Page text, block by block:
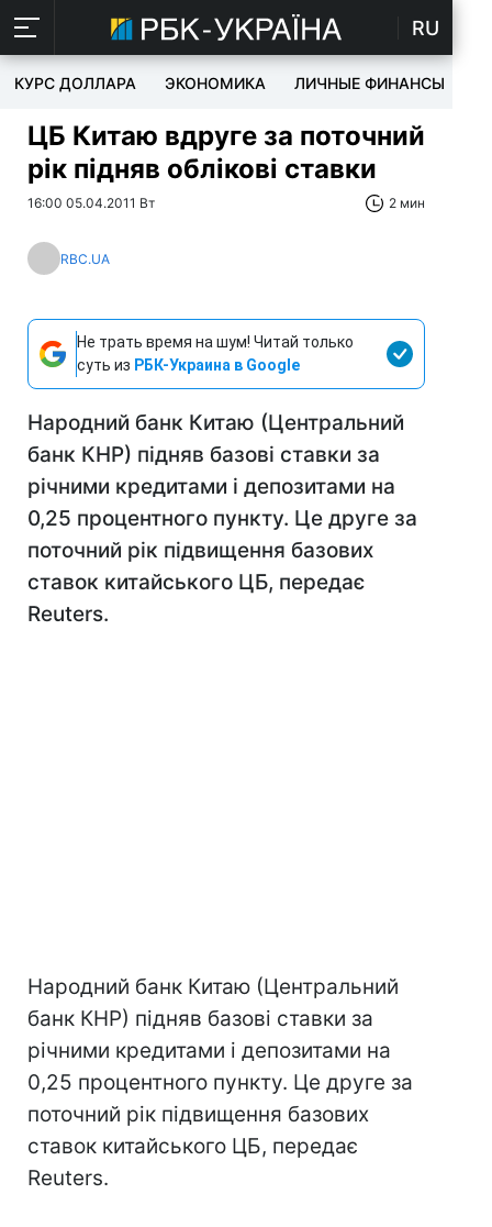
RU
КУРС ДОЛЛАРА ЭКОНОМИКА ЛИЧНЫЕ ФИНАНСЫ
ЦБ Китаю вдруге за поточний
рік підняв облікові ставки
16:00 05.04.2011 Вт 2 мин
RBC.UA
Не трать время на шум! Читай только
суть из РБК-Украина в Google
Народний банк Китаю (Центральний
банк КНР) підняв базові ставки за
річними кредитами і депозитами на
0,25 процентного пункту. Це друге за
поточний рік підвищення базових
ставок китайського ЦБ, передає
Reuters.
Народний банк Китаю (Центральний
банк КНР) підняв базові ставки за
річними кредитами і депозитами на
0,25 процентного пункту. Це друге за
поточний рік підвищення базових
ставок китайського ЦБ, передає
Reuters.